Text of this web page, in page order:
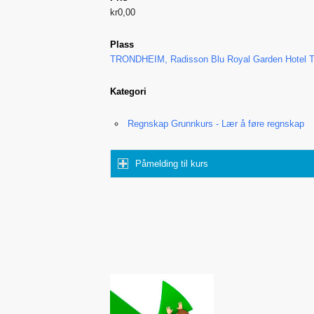
kr0,00
Plass
TRONDHEIM, Radisson Blu Royal Garden Hotel
Kategori
Regnskap Grunnkurs - Lær å føre regnskap
Påmelding til kurs